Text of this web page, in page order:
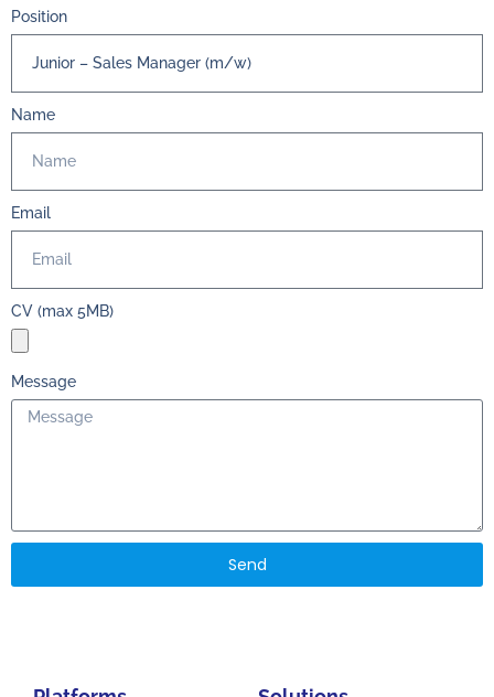
Position
Name
Email
CV (max 5MB)
Message
Send